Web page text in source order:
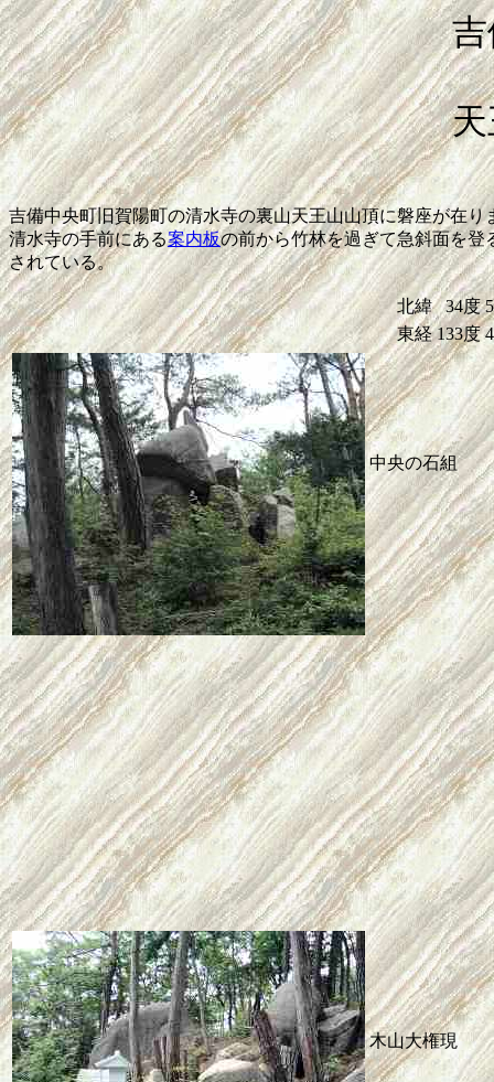
吉備中央町旧賀陽町の清水寺の裏山天王山山頂に磐座が在り
清水寺の手前にある案内板の前から竹林を過ぎて急斜面を登
されている。
北緯 34度
東経 133度
中央の石組
木山大権現